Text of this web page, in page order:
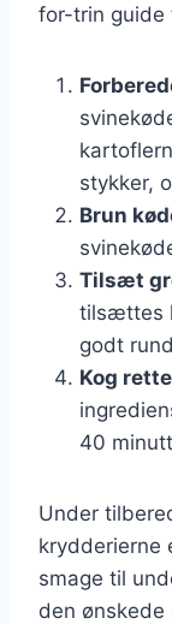
for-trin guide
stykker,
Brun
Tilsæt
tilsættes
godt
Kog
40
Under
krydderierne
smage til
den ønskede